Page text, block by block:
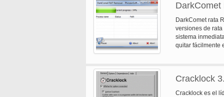
DarkComet
DarkComet rata
versiones de
sistema
quitar fácilmente
Cracklock
Cracklock es el